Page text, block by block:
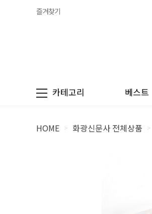
즐겨찾기
카테고리 베스트
HOME > 화광신문사 전체상품 >